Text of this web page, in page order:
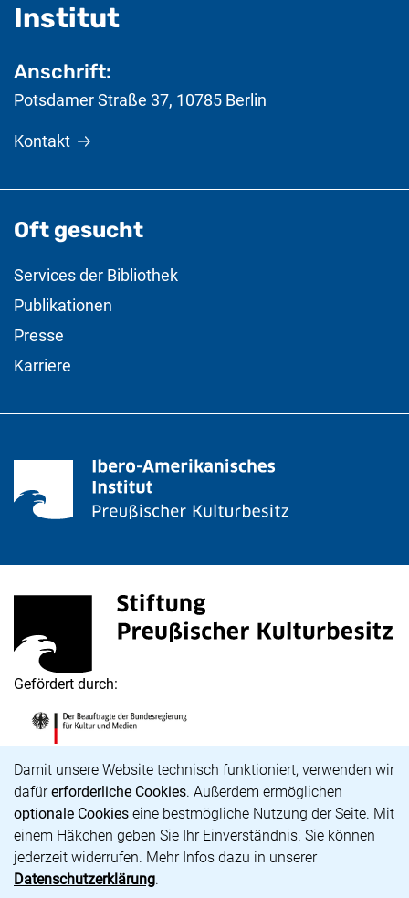
Damit unsere Website technisch funktioniert, verwenden wir
dafürerforderliche Cookies. Außerdem ermöglichen
optionale Cookies eine bestmögliche Nutzung der Seite. Mit
einem Häkchen geben Sie Ihr Einverständnis. Sie können
jederzeit widerrufen. Mehr Infos dazu in unserer
Datenschutzerklärung.
Institut- nützliche
Anschrift:
Potsdamer Straße 37, 10785 Berlin
Kontakt
Oft gesucht
Services der Bibliothek
Publikationen
Presse
Karriere
Stiftung Preußischer Kulturbesitz
(externer Link, öffnet neues Fenster)
Gefördert durch:
Karriere
Barrierefreiheit
Impressum
Datenschutz